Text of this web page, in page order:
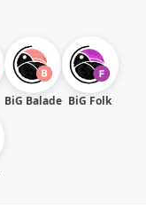
BiG Balade BiG Folk